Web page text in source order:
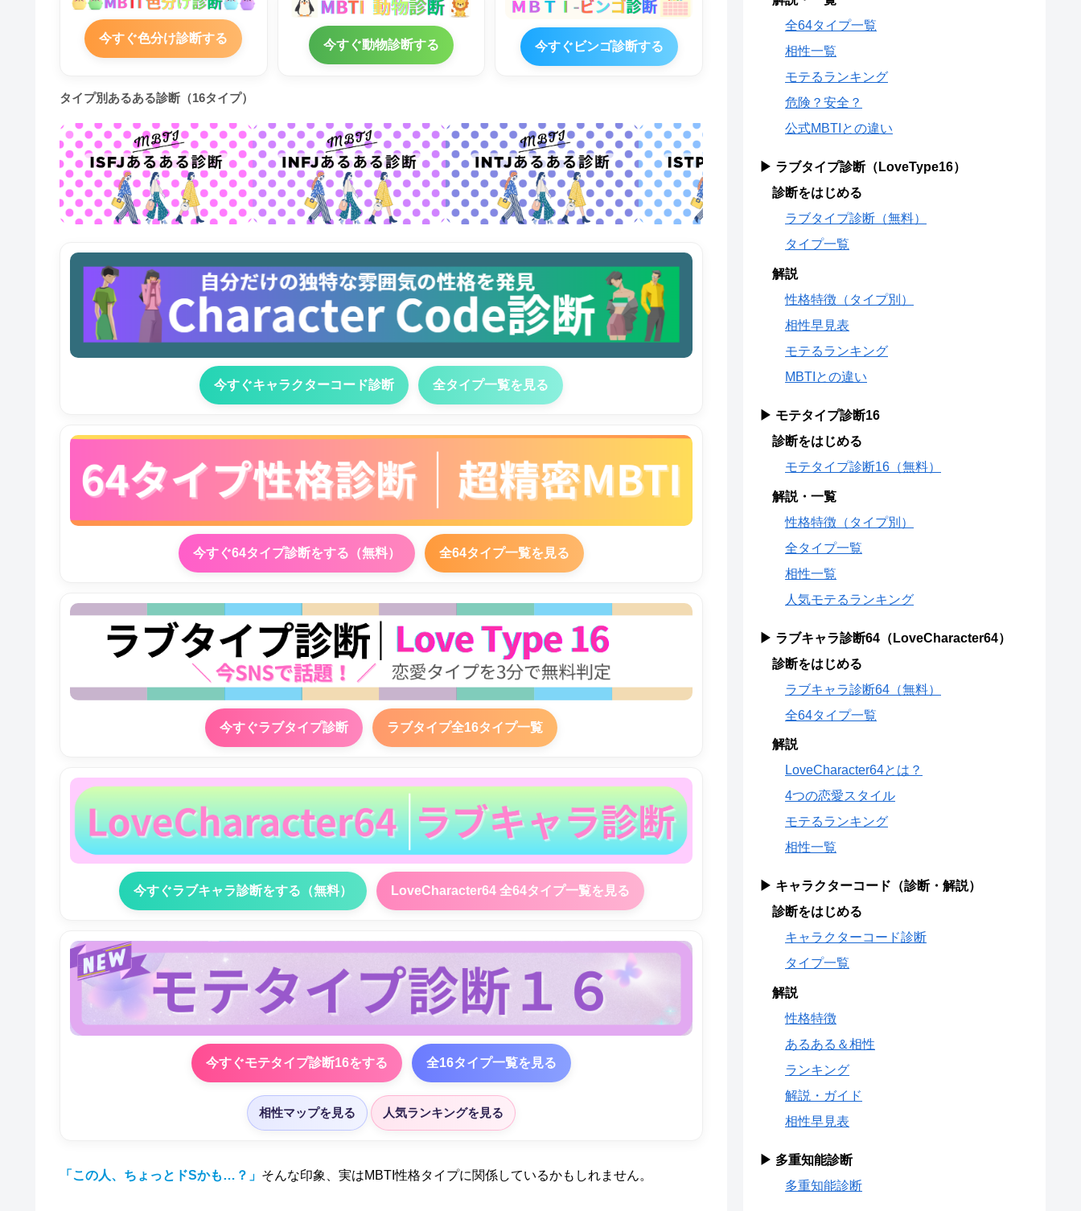
今すぐ色分け診断する 今すぐ動物診断する 今すぐビンゴ診断する
タイプ別あるある診断（16タイプ）
今すぐキャラクターコード診断 全タイプ一覧を見る
今すぐ64タイプ診断をする（無料） 全64タイプ一覧を見る
今すぐラブタイプ診断 ラブタイプ全16タイプ一覧
今すぐラブキャラ診断をする（無料） LoveCharacter64 全64タイプ一覧を見る
今すぐモテタイプ診断16をする 全16タイプ一覧を見る
相性マップを見る 人気ランキングを見る
「この人、ちょっとドSかも…？」 そんな印象、実はMBTI性格タイプに関係しているかもしれません。
全64タイプ一覧
相性一覧
モテるランキング
危険？安全？
公式MBTIとの違い
▶ ラブタイプ診断（LoveType16）
診断をはじめる
ラブタイプ診断（無料）
タイプ一覧
解説
性格特徴（タイプ別）
相性早見表
モテるランキング
MBTIとの違い
▶ モテタイプ診断16
診断をはじめる
モテタイプ診断16（無料）
解説・一覧
性格特徴（タイプ別）
全タイプ一覧
相性一覧
人気モテるランキング
▶ ラブキャラ診断64（LoveCharacter64）
診断をはじめる
ラブキャラ診断64（無料）
全64タイプ一覧
解説
LoveCharacter64とは？
4つの恋愛スタイル
モテるランキング
相性一覧
▶ キャラクターコード（診断・解説）
診断をはじめる
キャラクターコード診断
タイプ一覧
解説
性格特徴
あるある＆相性
ランキング
解説・ガイド
相性早見表
▶ 多重知能診断
多重知能診断